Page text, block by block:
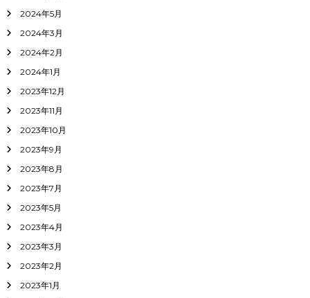
2024年5月
2024年3月
2024年2月
2024年1月
2023年12月
2023年11月
2023年10月
2023年9月
2023年8月
2023年7月
2023年5月
2023年4月
2023年3月
2023年2月
2023年1月